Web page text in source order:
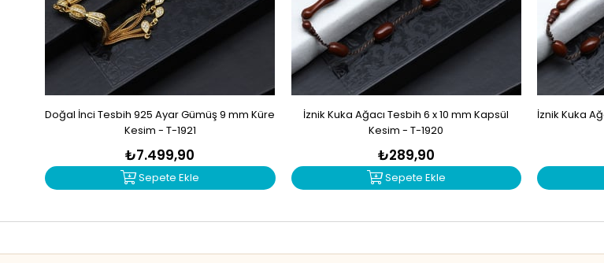
Doğal İnci Tesbih 925 Ayar Gümüş 9 mm Küre
Kesim - T-1921
₺7.499,90
Sepete Ekle
İznik Kuka Ağacı Tesbih 6 x 10 mm Kapsül
Kesim - T-1920
₺289,90
Sepete Ekle
İznik Kuka